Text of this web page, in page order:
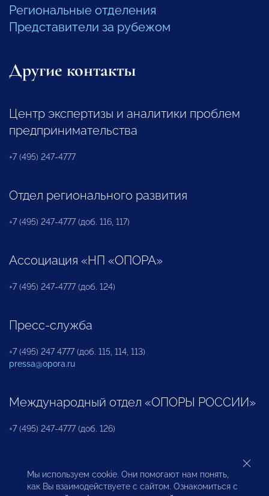
Региональные отделения
Представители за рубежом
Другие контакты
Центр экспертизы и аналитики проблем
предпринимательства
+7 (495) 247-4777
Отдел регионального развития
+7 (495) 247-4777 (доб. 116, 117)
Ассоциация «НП «ОПОРА»
+7 (495) 247-4777 (доб. 124)
Пресс-служба
+7 (495) 247 4777 (доб. 115, 114, 113)
pressa@opora.ru
Международный отдел «ОПОРЫ РОССИИ»
+7 (495) 247-4777 (доб. 126)
Бюро по защите прав предпринимателей и
инвесторов
Мы используем cookie. Они помогают нам понять,
как Вы взаимодействуете с сайтом. Ознакомиться с